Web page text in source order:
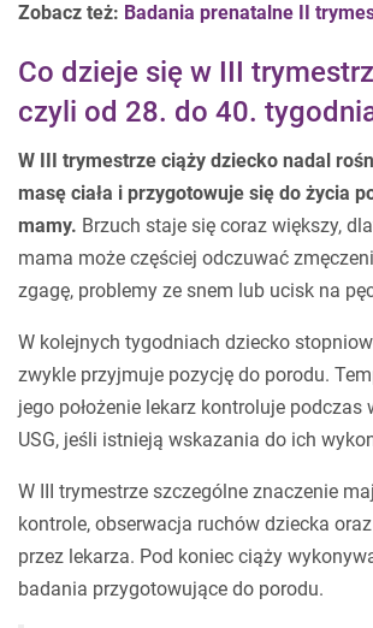
Zobacz też: Badania prenatalne II
Co dzieje się w III
czyli od 28. do 40.
W III trymestrze ciąży dziecko nadal
masę ciała i przygotowuje się do życia
mamy. Brzuch staje się coraz większy,
mama może częściej odczuwać
zgagę, problemy ze snem lub ucisk na
W kolejnych tygodniach dziecko
zwykle przyjmuje pozycję do porodu.
jego położenie lekarz kontroluje podczas
USG, jeśli istnieją wskazania do ich
W III trymestrze szczególne znaczenie
kontrole, obserwacja ruchów dziecka
przez lekarza. Pod koniec ciąży
badania przygotowujące do porodu.